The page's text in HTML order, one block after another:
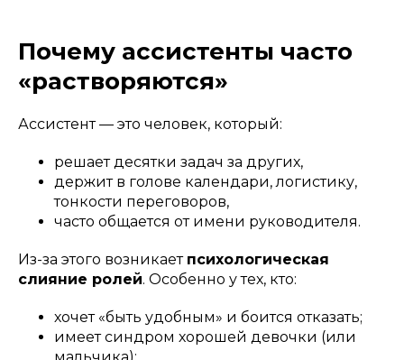
Почему ассистенты часто
«растворяются»
Ассистент — это человек, который:
решает десятки задач за других,
держит в голове календари, логистику,
тонкости переговоров,
часто общается от имени руководителя.
Из-за этого возникает психологическая
слияние ролей. Особенно у тех, кто:
хочет «быть удобным» и боится отказать;
имеет синдром хорошей девочки (или